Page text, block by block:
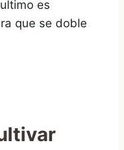
es
que se doble